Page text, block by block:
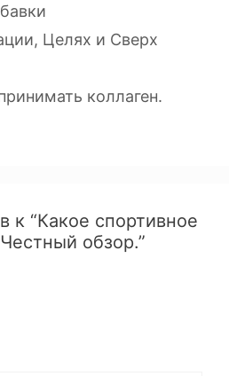
Целях и Сверх
коллаген.
к “Какое спортивное
обзор.”